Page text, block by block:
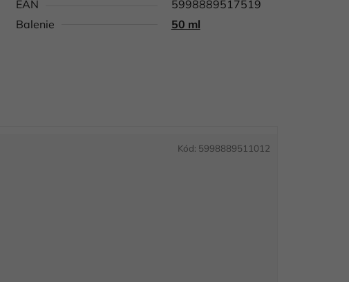
EAN
5998889517519
Balenie
50 ml
Kód: 5998889511012